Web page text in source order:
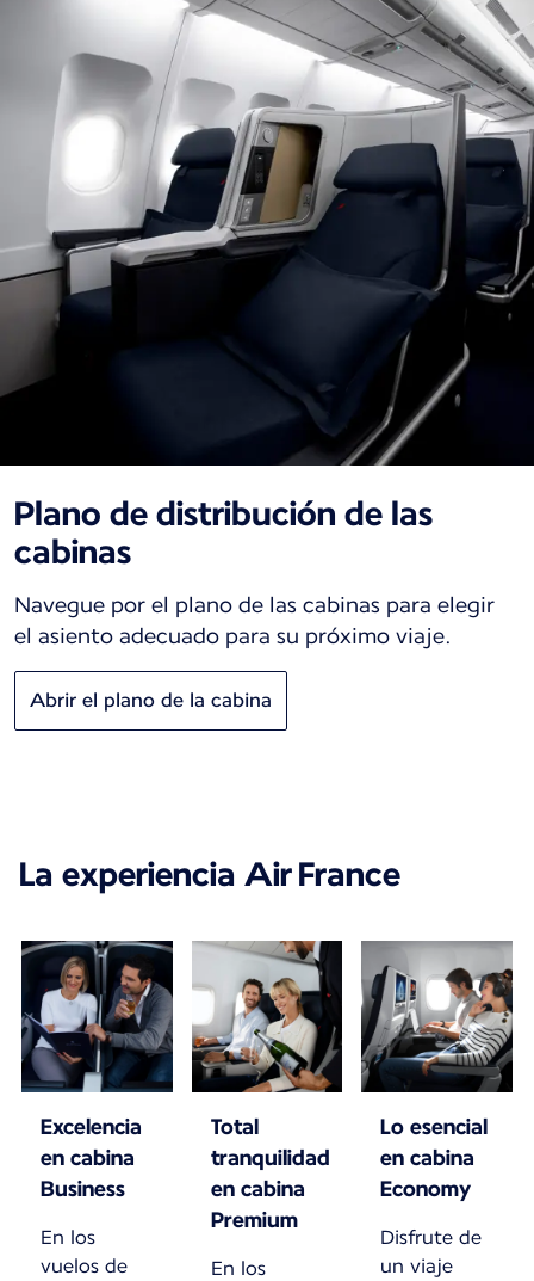
Plano de distribución de las
cabinas
Navegue por el plano de las cabinas para elegir
el asiento adecuado para su próximo viaje.
Abrir el plano de la cabina
La experiencia Air France
Excelencia
en cabina
Business
En los
vuelos de
Total
tranquilidad
en cabina
Premium
En los
Lo esencial
en cabina
Economy
Disfrute de
un viaje